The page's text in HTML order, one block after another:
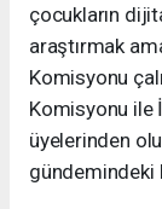
çocukların
araştırmak
Komisyonu
Komisyonu ile
üyelerinden
gündemindeki